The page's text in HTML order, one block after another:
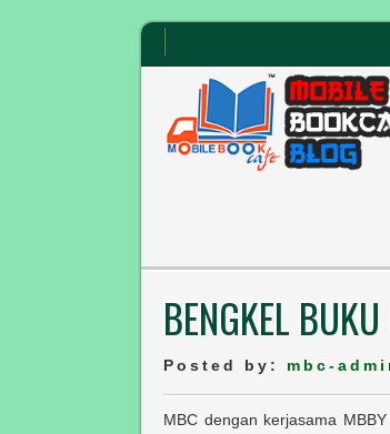
BENGKEL
Posted by: mbc-
MBC dengan kerjasama